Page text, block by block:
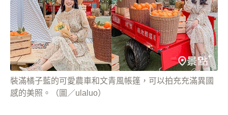
裝滿橘子藍的可愛農車和文青風帳篷，可以拍充充滿異國
感的美照。（圖／ulaluo）